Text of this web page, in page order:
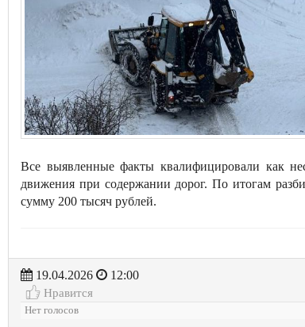
Все выявленные факты квалифицировали как
движения при содержании дорог. По итогам
сумму 200 тысяч рублей.
19.04.2026
12:00
Нравится
Нет голосов